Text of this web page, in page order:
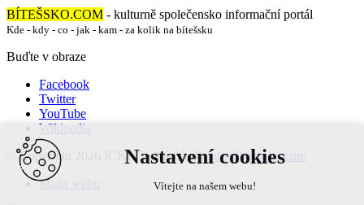
BÍTEŠSKO.COM - kulturně společensko informační portál
Kde - kdy - co - jak - kam - za kolik na bítešsku
Buďte v obraze
Facebook
Twitter
YouTube
Wikipedia
© Copyright 2026 ICKK Velká Bíteš |info@bitessko.com
Mapa webu
Nastavení cookies
Vítejte na našem webu!